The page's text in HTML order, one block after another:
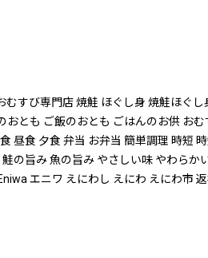
すび専門店 焼鮭 ほぐし身 焼鮭ほぐ
とも ご飯のおとも ごはんのお供 お
昼食 夕食 弁当 お弁当 簡単調理 時短
の旨み 魚の旨み やさしい味 やわら
エニワ えにわし えにわ えにわ市